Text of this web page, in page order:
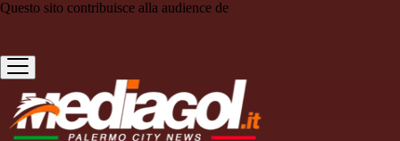
Questo sito contribuisce alla audience de